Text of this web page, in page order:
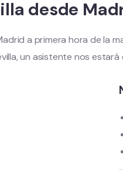
desde
a primera hora de la
un asistente nos